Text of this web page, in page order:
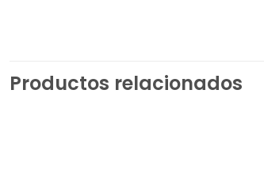
Productos relacionados